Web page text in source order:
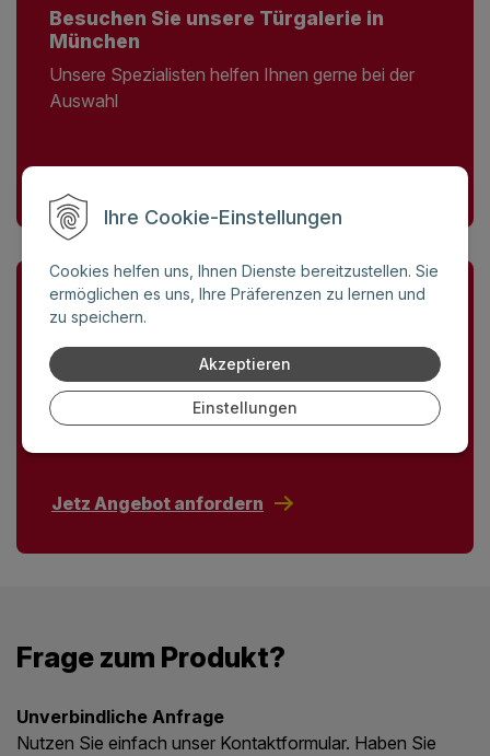
Ihre Cookie-Einstellungen
Cookies helfen uns, Ihnen Dienste bereitzustellen. Sie
ermöglichen es uns, Ihre Präferenzen zu lernen und
zu speichern.
Akzeptieren
Einstellungen
Besuchen Sie unsere Türgalerie in
München
Unsere Spezialisten helfen Ihnen gerne bei der
Auswahl
Jetz Angebot anfordern
Schreiben Sie uns Ihre Vorstellung und wir melden
uns umgehend bei Ihnen
Jetz Angebot anfordern
Frage zum Produkt?
Unverbindliche Anfrage
Nutzen Sie einfach unser Kontaktformular. Haben Sie